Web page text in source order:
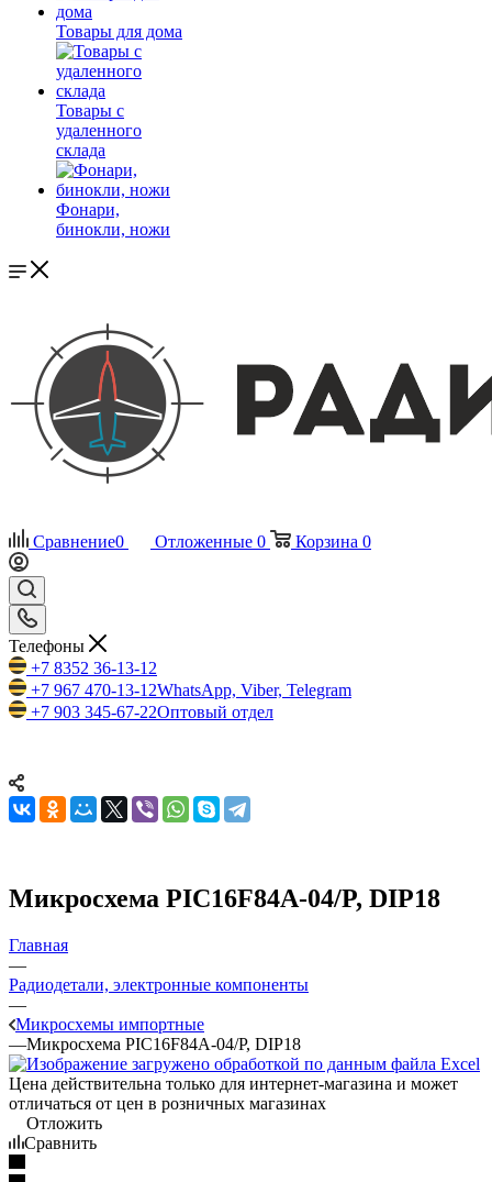
Товары для дома
Товары с
удаленного
склада
Фонари,
бинокли, ножи
Сравнение0 Отложенные 0 Корзина 0
Телефоны
+7 8352 36-13-12
+7 967 470-13-12WhatsApp, Viber, Telegram
+7 903 345-67-22Оптовый отдел
Микросхема PIC16F84A-04/P, DIP18
Главная
—
Радиодетали, электронные компоненты
—
Микросхемы импортные
—Микросхема PIC16F84A-04/P, DIP18
Цена действительна только для интернет-магазина и может
отличаться от цен в розничных магазинах
Отложить
Сравнить